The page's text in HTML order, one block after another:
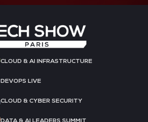
CLOUD & AI INFRASTRUCTURE
DEVOPS LIVE
CLOUD & CYBER SECURITY